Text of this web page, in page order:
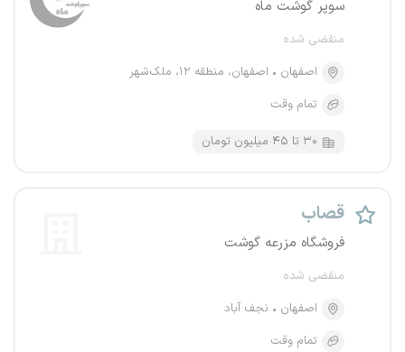
سوپر گوشت ماه
منقضی شده
اصفهان
اصفهان، منطقه ۱۲، ملک‌شهر
تمام وقت
۳۰ تا ۴۵ میلیون تومان
قصاب
فروشگاه مزرعه گوشت
منقضی شده
اصفهان
نجف آباد
تمام وقت